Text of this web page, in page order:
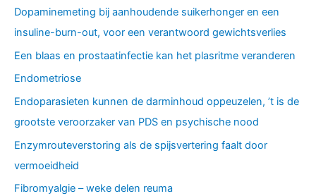
Dopaminemeting bij aanhoudende suikerhonger en een
insuline-burn-out, voor een verantwoord gewichtsverlies
Een blaas en prostaatinfectie kan het plasritme veranderen
Endometriose
Endoparasieten kunnen de darminhoud oppeuzelen, ’t is de
grootste veroorzaker van PDS en psychische nood
Enzymrouteverstoring als de spijsvertering faalt door
vermoeidheid
Fibromyalgie – weke delen reuma